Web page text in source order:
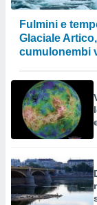
Fulmini e
Glaciale
cumulonembi